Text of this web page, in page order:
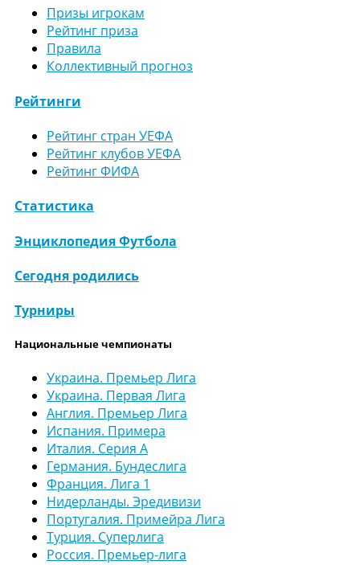
Призы игрокам
Рейтинг приза
Правила
Коллективный прогноз
Рейтинги
Рейтинг стран УЕФА
Рейтинг клубов УЕФА
Рейтинг ФИФА
Статистика
Энциклопедия Футбола
Сегодня родились
Турниры
Национальные чемпионаты
Украина. Премьер Лига
Украина. Первая Лига
Англия. Премьер Лига
Испания. Примера
Италия. Серия А
Германия. Бундеслига
Франция. Лига 1
Нидерланды. Эредивизи
Португалия. Примейра Лига
Турция. Суперлига
Россия. Премьер-лига